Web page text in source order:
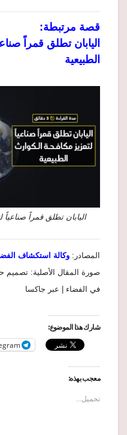
قصة مرتبطة:
اليابان تطلق قمراً
الطبيعية
اليابان تطلق قمراً صناعياً
المصادر: وكالة استكشاف
في الفضاء | عبر جاكسا
شارك هذا الموضوع:
معجب بهذه:
تحميل...